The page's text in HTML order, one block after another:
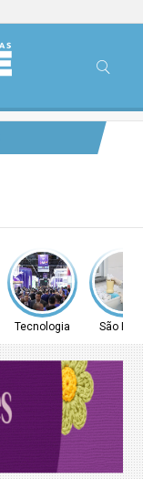
edição de 2026
Tecnologia São